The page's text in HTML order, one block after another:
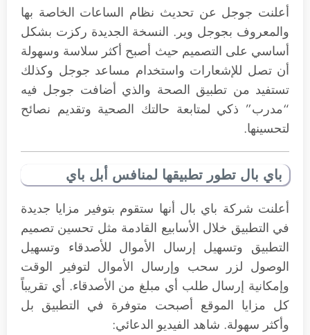
أعلنت جوجل عن تحديث نظام الساعات الخاصة بها
والمعروف بجوجل وير. النسخة الجديدة ركزت بشكل
أساسي على التصميم حيث أصبح أكثر سلاسة وسهولة
أن تصل للإشعارات واستخدام مساعد جوجل وكذلك
تستفيد من تطبيق الصحة والذي أضافت جوجل فيه
“مدرب” ذكي لمتابعة حالتك الصحية وتقديم نصائح
لتحسينها.
باي بال تطور تطبيقها لمنافس أبل باي
أعلنت شركة باي بال أنها ستقوم بتوفير مزايا جديدة
في التطبيق خلال الأسابيع القادمة مثل تحسين تصميم
التطبيق وتسهيل إرسال الأموال للأصدقاء وتسهيل
الوصول لزر سحب وإرسال الأموال لتوفير الوقت
وإمكانية إرسال طلب أي مبلغ من الأصدقاء. أي تقريباً
كل مزايا الموقع أصبحت متوفرة في التطبيق بل
وأكثر سهولة. شاهد الفيديو الدعائي: